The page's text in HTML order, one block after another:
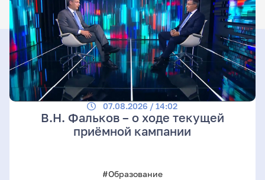
07.08.2026 / 14:02
В.Н. Фальков – о ходе текущей
приёмной кампании
#Образование